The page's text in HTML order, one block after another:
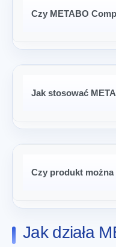
Czy METABO
Jak stosować
Czy produkt
Jak działa